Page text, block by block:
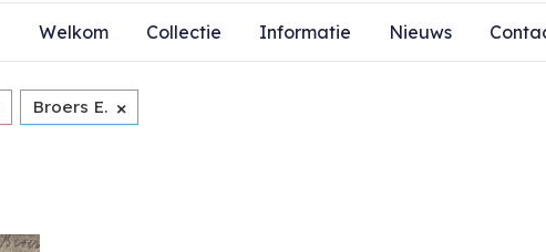
Welkom Collectie Informatie Nieuws
Broers E. ×